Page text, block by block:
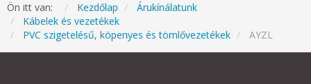
Ön itt van: Kezdőlap
Árukínálatunk
Kábelek és vezetékek
PVC szigetelésű, köpenyes és tömlővezetékek
AYZL